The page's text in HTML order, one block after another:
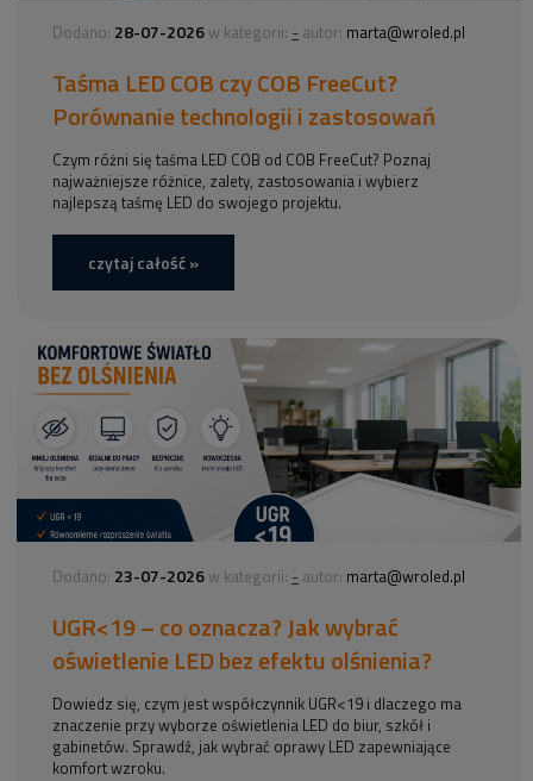
Dodano: 28-07-2026 w kategorii: - autor: marta@wroled.pl
Taśma LED COB czy COB FreeCut?
Porównanie technologii i zastosowań
Czym różni się taśma LED COB od COB FreeCut? Poznaj
najważniejsze różnice, zalety, zastosowania i wybierz
najlepszą taśmę LED do swojego projektu.
czytaj całość »
Dodano: 23-07-2026 w kategorii: - autor: marta@wroled.pl
UGR<19 – co oznacza? Jak wybrać
oświetlenie LED bez efektu olśnienia?
Dowiedz się, czym jest współczynnik UGR<19 i dlaczego ma
znaczenie przy wyborze oświetlenia LED do biur, szkół i
gabinetów. Sprawdź, jak wybrać oprawy LED zapewniające
komfort wzroku.